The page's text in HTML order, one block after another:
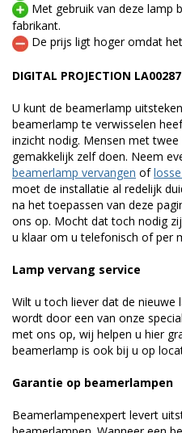
Met gebruik van deze lamp
fabrikant.
De prijs ligt hoger omdat
DIGITAL PROJECTION
U kunt de beamerlamp
beamerlamp te verwisselen
inzicht nodig. Mensen met
gemakkelijk zelf doen. Neem
beamerlamp vervangen of
moet de installatie al redelijk
na het toepassen van deze
ons op. Mocht dat toch nodig
u klaar om u telefonisch of per
Lamp vervang service
Wilt u toch liever dat de
wordt door een van onze
met ons op, wij helpen u hier
beamerlamp is ook bij u op
Garantie op beamerlampen
Beamerlampenexpert levert